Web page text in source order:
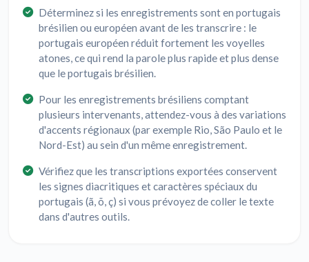
Déterminez si les enregistrements sont en portugais
brésilien ou européen avant de les transcrire : le
portugais européen réduit fortement les voyelles
atones, ce qui rend la parole plus rapide et plus dense
que le portugais brésilien.
Pour les enregistrements brésiliens comptant
plusieurs intervenants, attendez-vous à des variations
d'accents régionaux (par exemple Rio, São Paulo et le
Nord-Est) au sein d'un même enregistrement.
Vérifiez que les transcriptions exportées conservent
les signes diacritiques et caractères spéciaux du
portugais (ã, õ, ç) si vous prévoyez de coller le texte
dans d'autres outils.